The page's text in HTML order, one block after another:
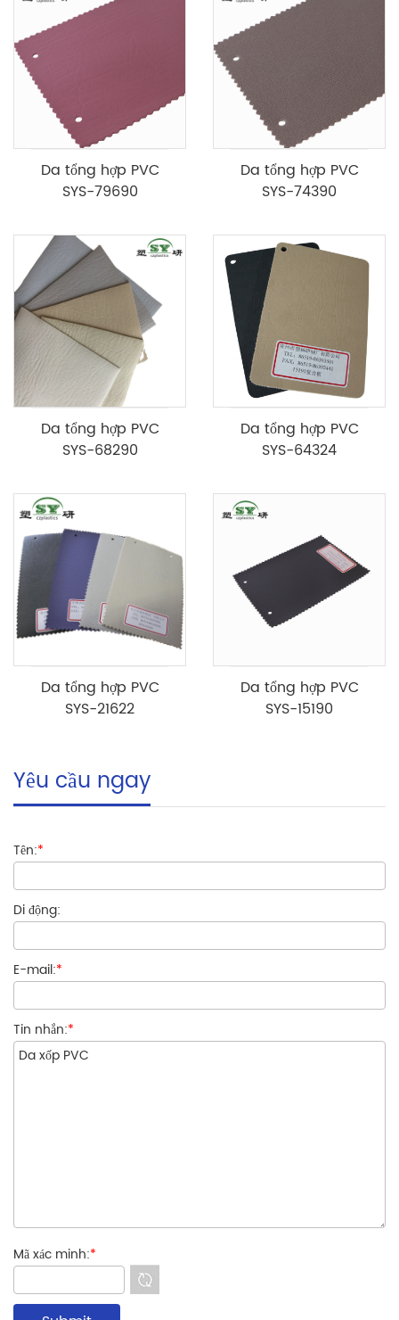
Da tổng hợp PVC
SYS-79690
Da tổng hợp PVC
SYS-74390
Da tổng hợp PVC
SYS-68290
Da tổng hợp PVC
SYS-64324
Da tổng hợp PVC
SYS-21622
Da tổng hợp PVC
SYS-15190
Yêu cầu ngay
Tên:*
Di động:
E-mail:*
Tin nhắn:*
Mã xác minh:*